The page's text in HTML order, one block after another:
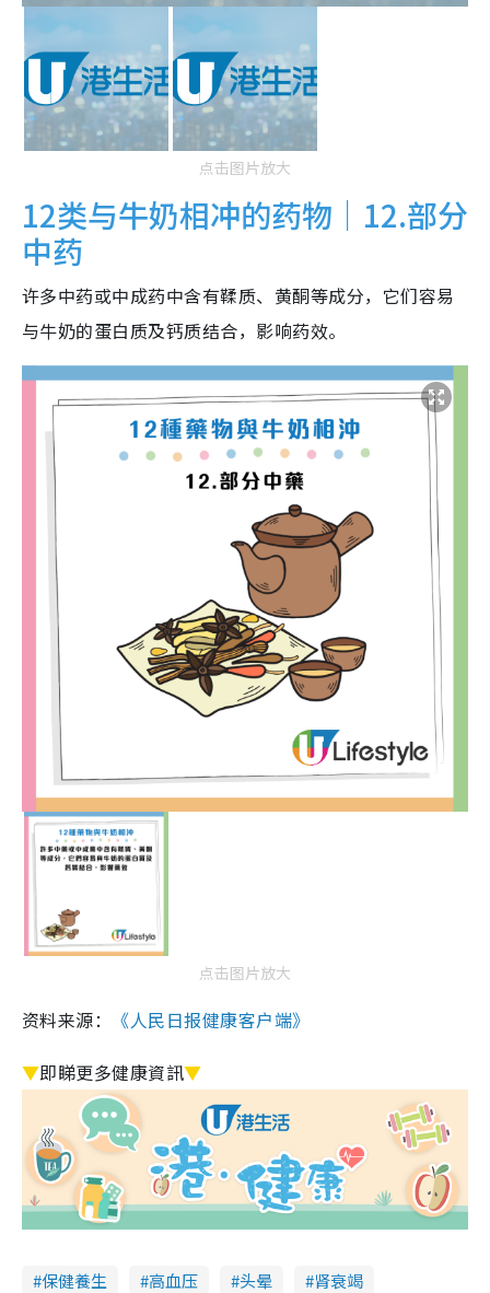
点击图片放大
12类与牛奶相冲的药物｜12.部分
中药
许多中药或中成药中含有鞣质、黄酮等成分，它们容易
与牛奶的蛋白质及钙质结合，影响药效。
点击图片放大
资料来源：
《人民日报健康客户端》
▼即睇更多健康資訊▼
保健養生 高血压 头晕
肾衰竭